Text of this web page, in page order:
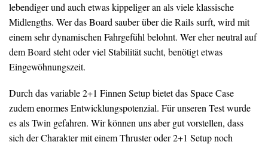
lebendiger und auch etwas kippeliger an als viele klassische
Midlengths. Wer das Board sauber über die Rails surft, wird mit
einem sehr dynamischen Fahrgefühl belohnt. Wer eher neutral auf
dem Board steht oder viel Stabilität sucht, benötigt etwas
Eingewöhnungszeit.
Durch das variable 2+1 Finnen Setup bietet das Space Case
zudem enormes Entwicklungspotenzial. Für unseren Test wurde
es als Twin gefahren. Wir können uns aber gut vorstellen, dass
sich der Charakter mit einem Thruster oder 2+1 Setup noch